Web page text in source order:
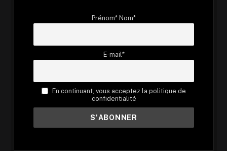
Prénom* Nom*
E-mail*
En continuant, vous acceptez la politique de
confidentialité